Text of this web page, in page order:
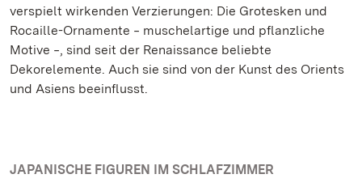
verspielt wirkenden Verzierungen: Die Grotesken und
Rocaille-Ornamente ‒ muschelartige und pflanzliche
Motive ‒, sind seit der Renaissance beliebte
Dekorelemente. Auch sie sind von der Kunst des Orients
und Asiens beeinflusst.
JAPANISCHE FIGUREN IM SCHLAFZIMMER